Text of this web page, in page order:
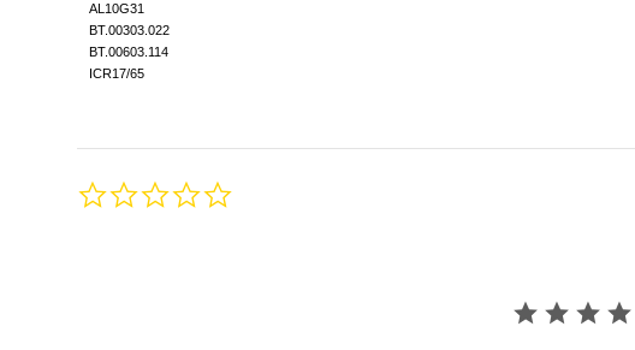
AL10G31
BT.00303.022
BT.00603.114
ICR17/65